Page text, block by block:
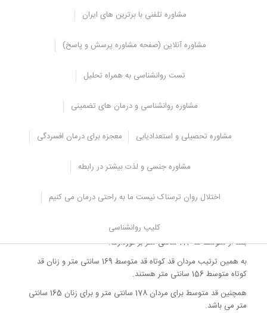
مشاوره تلفنی با برترین های ایران
مشاوره آنلاین (صفحه مشاوره پرسش و پاسخ)
تست روانشناسی به همراه تحلیل
مشاوره روانشناسی و درمان های تضمینی
مشاوره تحصیلی و استعدادیابی معجزه برای درمان افسردگی
مشاوره جنسی و لذت بیشتر در رابطه
اختلال روان ترسناک نیست ما به راحتی درمان می کنیم
کلیپ روانشناسی
می سازد، تاثیر قد بیش از حد کوتاه یا بلند همسر روی فرزند باید.
کوتاه به این دلیل امتناع می کند که در آینده قد فرزندش کوتاه نباشد.
گاوسی گرایش کلی قد به سمت میانگین جامعه می باشد.
سمت میانگین جامعه و کمتر از پدر خواهد بود و برعکس.
همچنین در تاثیر پذبری ژنتیکی قد فرزند نقش پدر و
مادر هر دو به یک اندازه است.
به علاوه قد فرزندان علاوه بر ژنتیک تحت تاثیر سیستم غدد درون ریز،
بلوغ زودرس یا دیررس، خواب به موقع و سایر عوامل نیز قرار دارد.
اما قد کوتاه یا قد بلند دقیقا به چه قدی اشاره دارد:
مردان قد بلند داری متوسط قد 187 سانتی متر هستند در حالی که زنان قد
بلند از متوسط قد 174 سانتی متر برخوردارند.
به همین ترتیب مردان قد کوتاه قد متوسط 169 سانتی متر و زنان قد
کوتاه متوسط 156 سانتی متر هستند.
همچنین قد متوسط برای مردان 178 سانتی متر و برای زنان 165 سانتی
متر می باشد.